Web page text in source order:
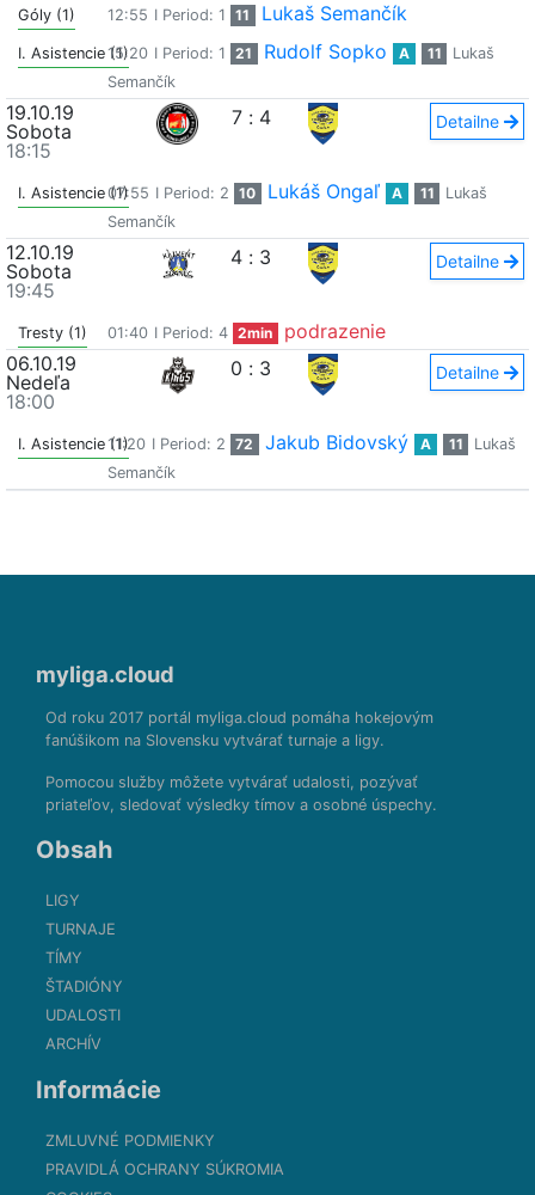
Góly (1) 12:55 I Period: 1 11 Lukaš Semančík
I. Asistencie (1)15:20 I Period: 1 21 Rudolf Sopko A 11
Lukaš
Semančík
19.10.19
Sobota
18:15
7 : 4 Detailne
I. Asistencie (1)07:55 I Period: 2 10 Lukáš Ongaľ A 11
Lukaš
Semančík
12.10.19
Sobota
19:45
4 : 3 Detailne
Tresty (1) 01:40 I Period: 4 2min
podrazenie
06.10.19
Nedeľa
18:00
0 : 3 Detailne
I. Asistencie (1)
11:20 I Period: 2 72 Jakub Bidovský A 11
Lukaš
Semančík
myliga.cloud
Od roku 2017 portál myliga.cloud pomáha hokejovým
fanúšikom na Slovensku vytvárať turnaje a ligy.
Pomocou služby môžete vytvárať udalosti, pozývať
priateľov, sledovať výsledky tímov a osobné úspechy.
Obsah
LIGY
TURNAJE
TÍMY
ŠTADIÓNY
UDALOSTI
ARCHÍV
Informácie
ZMLUVNÉ PODMIENKY
PRAVIDLÁ OCHRANY SÚKROMIA